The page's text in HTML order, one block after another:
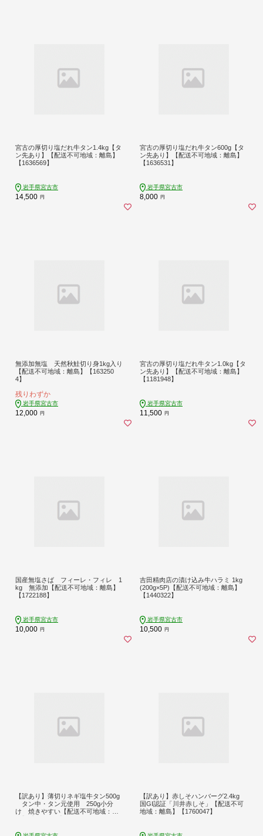
宮古の厚切り塩だれ牛タン1.4kg【タ
ン先あり】【配送不可地域：離島】
【1636569】
岩手県宮古市
14,500 円
宮古の厚切り塩だれ牛タン600g【タ
ン先あり】【配送不可地域：離島】
【1636531】
岩手県宮古市
8,000 円
無添加無塩 天然秋鮭切り身1kg入り
【配送不可地域：離島】【163250
4】
残りわずか
岩手県宮古市
12,000 円
宮古の厚切り塩だれ牛タン1.0kg【タ
ン先あり】【配送不可地域：離島】
【1181948】
岩手県宮古市
11,500 円
国産無塩さば フィーレ・フィレ 1
kg 無添加【配送不可地域：離島】
【1722188】
岩手県宮古市
10,000 円
吉田精肉店の漬け込み牛ハラミ 1kg
(200g×5P)【配送不可地域：離島】
【1440322】
岩手県宮古市
10,500 円
【訳あり】薄切りネギ塩牛タン500g
タン中・タン元使用 250g小分
け 焼きやすい【配送不可地域：離
【訳あり】赤しそハンバーグ2.4kg
国GI認証「川井赤しそ」【配送不可
地域：離島】【1760047】